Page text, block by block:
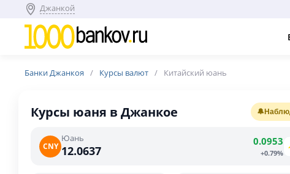
Джанкой
Банки Джанкоя Курсы валют Китайский юань
Курсы юаня в Джанкое 🔔
CNY
Юань
12.0637
0.0953
+0.79%